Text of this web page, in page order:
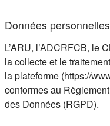
Données personnelles
L’ARU, l’ADCRFCB, le
la collecte et le
la plateforme (https://
conformes au
des Données (RGPD).